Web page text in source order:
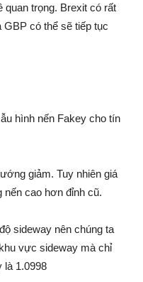
quan trọng. Brexit có rất
có thể sẽ tiếp tục
hình nến Fakey cho tín
giảm. Tuy nhiên giá
nến cao hơn đỉnh cũ.
sideway nên chúng ta
vực sideway mà chỉ
là 1.0998